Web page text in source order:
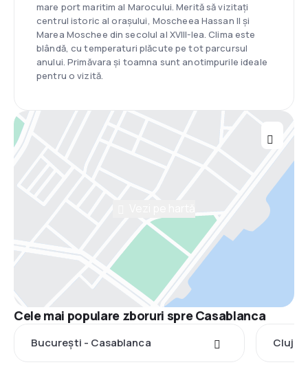
mare port maritim al Marocului. Merită să vizitați
centrul istoric al orașului, Moscheea Hassan II și
Marea Moschee din secolul al XVIII-lea. Clima este
blândă, cu temperaturi plăcute pe tot parcursul
anului. Primăvara și toamna sunt anotimpurile ideale
pentru o vizită.
Cele mai populare zboruri spre Casablanca
București - Casablanca Cluj-